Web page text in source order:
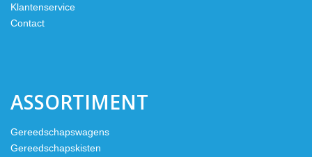
Klantenservice
Contact
ASSORTIMENT
Gereedschapswagens
Gereedschapskisten